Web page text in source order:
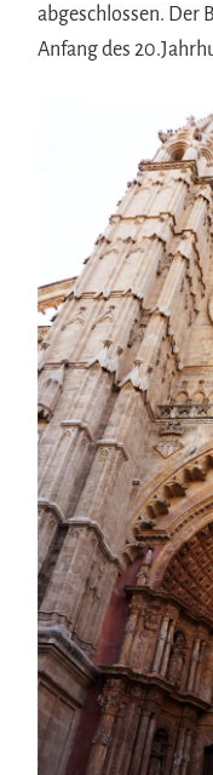
abgeschlossen. Der
Anfang des